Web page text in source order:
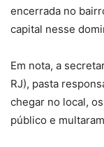
encerrada no
capital nesse
Em nota, a
RJ), pasta
chegar no local,
público e